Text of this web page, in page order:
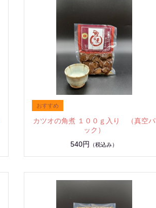
カツオの角煮 １００ｇ入り （真空パ
ック）
540円
（税込み）